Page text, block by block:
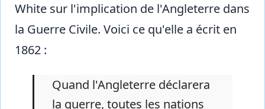
White sur l'implication de l'Angleterre dans
la Guerre Civile. Voici ce qu'elle a écrit en
1862 :
Quand l'Angleterre déclarera
la guerre, toutes les nations